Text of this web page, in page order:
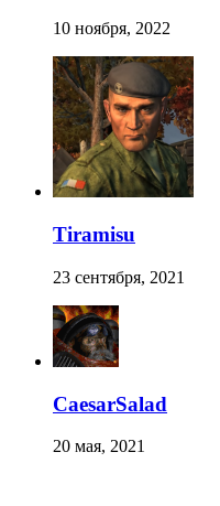
10 ноября, 2022
Tiramisu
23 сентября, 2021
CaesarSalad
20 мая, 2021